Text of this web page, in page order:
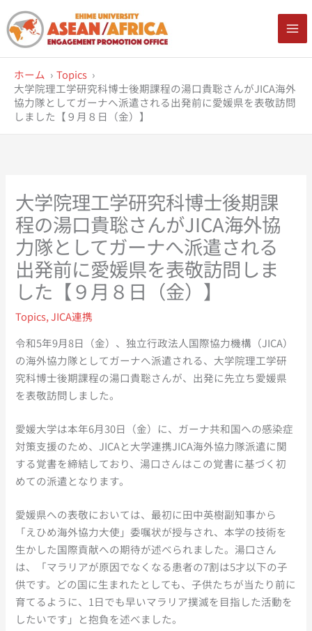
容
を
ス
ホーム
Topics
大学院理工学研究科博士後期課程の湯口貴聡さんがJICA海外
協力隊としてガーナへ派遣される出発前に愛媛県を表敬訪問
しました【９月８日（金）】
大学院理工学研究科博士後期課
程の湯口貴聡さんがJICA海外協
力隊としてガーナへ派遣される
出発前に愛媛県を表敬訪問しま
した【９月８日（金）】
Topics,JICA連携
令和5年9月8日（金）、独立行政法人国際協力機構（JICA）
の海外協力隊としてガーナへ派遣される、大学院理工学研
究科博士後期課程の湯口貴聡さんが、出発に先立ち愛媛県
を表敬訪問しました。
愛媛大学は本年6月30日（金）に、ガーナ共和国への感染症
対策支援のため、JICAと大学連携JICA海外協力隊派遣に関
する覚書を締結しており、湯口さんはこの覚書に基づく初
めての派遣となります。
愛媛県への表敬においては、最初に田中英樹副知事から
「えひめ海外協力大使」委嘱状が授与され、本学の技術を
生かした国際貢献への期待が述べられました。湯口さん
は、「マラリアが原因でなくなる患者の7割は5才以下の子
供です。どの国に生まれたとしても、子供たちが当たり前に
育てるように、1日でも早いマラリア撲滅を目指した活動を
したいです」と抱負を述べました。